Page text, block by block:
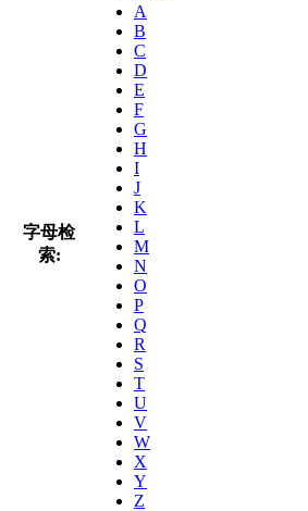
字母检
索:
A
B
C
D
E
F
G
H
I
J
K
L
M
N
O
P
Q
R
S
T
U
V
W
X
Y
Z